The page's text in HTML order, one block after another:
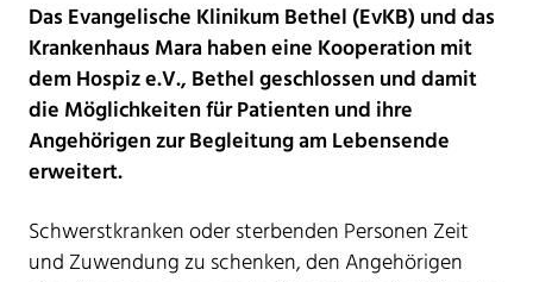
Das Evangelische Klinikum Bethel (EvKB) und das
Krankenhaus Mara haben eine Kooperation mit
dem Hospiz e.V., Bethel geschlossen und damit
die Möglichkeiten für Patienten und ihre
Angehörigen zur Begleitung am Lebensende
erweitert.
Schwerstkranken oder sterbenden Personen Zeit
und Zuwendung zu schenken, den Angehörigen